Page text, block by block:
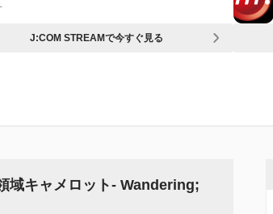
-
J:COM STREAMで今すぐ見る
域キャメロット- Wandering;